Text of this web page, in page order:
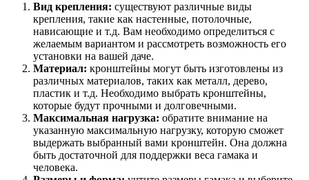
Вид крепления: существуют различные виды
крепления, такие как настенные, потолочные,
нависающие и т.д. Вам необходимо определиться с
желаемым вариантом и рассмотреть возможность его
установки на вашей даче.
Материал: кронштейны могут быть изготовлены из
различных материалов, таких как металл, дерево,
пластик и т.д. Необходимо выбрать кронштейны,
которые будут прочными и долговечными.
Максимальная нагрузка: обратите внимание на
указанную максимальную нагрузку, которую сможет
выдержать выбранный вами кронштейн. Она должна
быть достаточной для поддержки веса гамака и
человека.